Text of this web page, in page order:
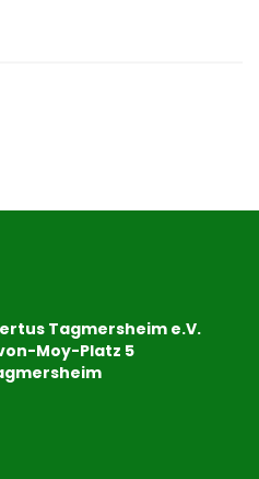
Tagmersheim e.V.
Moy-Platz 5